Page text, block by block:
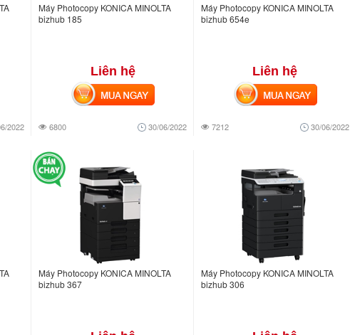
2022
Máy Photocopy KONICA MINOLTA
bizhub 185
Liên hệ
6800 30/06/2022
MUA NGAY
Máy Photocopy KONICA MINOLTA
bizhub 654e
Liên hệ
7212 30/06/2022
MUA NGAY
Máy Photocopy KONICA MINOLTA
bizhub 367
Máy Photocopy KONICA MINOLTA
bizhub 306